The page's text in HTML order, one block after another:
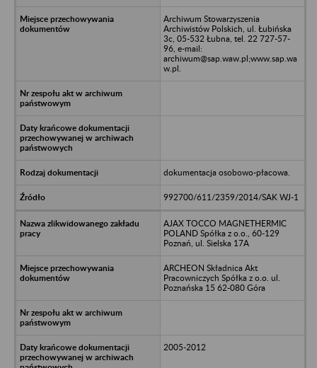
Archiwum Stowarzyszenia
Archiwistów Polskich, ul. Łubińska
3c, 05-532 Łubna, tel. 22 727-57-
96, e-mail:
archiwum@sap.waw.pl;www.sap.wa
w.pl.
dokumentacja osobowo-płacowa.
992700/611/2359/2014/SAK WJ-1
AJAX TOCCO MAGNETHERMIC
POLAND Spółka z o.o., 60-129
Poznań, ul. Sielska 17A
ARCHEON Składnica Akt
Pracowniczych Spółka z o.o. ul.
Poznańska 15 62-080 Góra
2005-2012